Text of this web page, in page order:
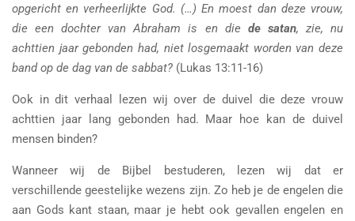
opgericht en verheerlijkte God. (…) En moest dan deze vrouw,
die een dochter van Abraham is en die de satan, zie, nu
achttien jaar gebonden had, niet losgemaakt worden van deze
band op de dag van de sabbat? (Lukas 13:11-16)
Ook in dit verhaal lezen wij over de duivel die deze vrouw
achttien jaar lang gebonden had. Maar hoe kan de duivel
mensen binden?
Wanneer wij de Bijbel bestuderen, lezen wij dat er
verschillende geestelijke wezens zijn. Zo heb je de engelen die
aan Gods kant staan, maar je hebt ook gevallen engelen en